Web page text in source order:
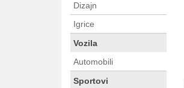
Dizajn
Igrice
Vozila
Automobili
Sportovi